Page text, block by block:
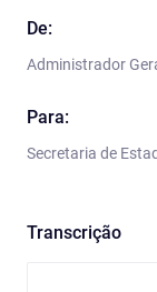
De:
Administrador
Para:
Secretaria de
Transcrição